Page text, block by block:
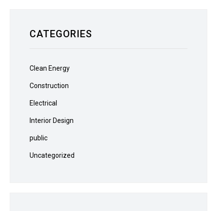
CATEGORIES
Clean Energy
Construction
Electrical
Interior Design
public
Uncategorized